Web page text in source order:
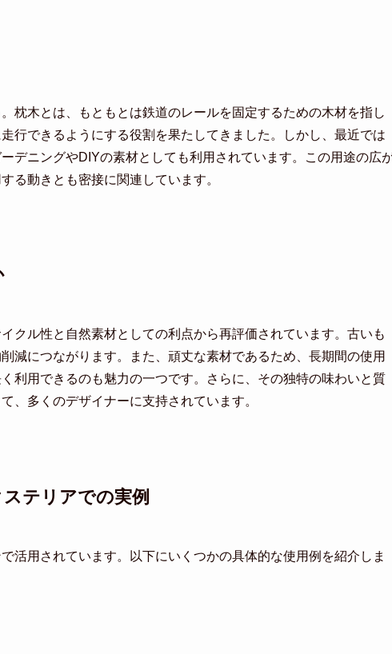
枕木とは、もともとは鉄道のレールを固定するための木材を指し
行できるようにする役割を果たしてきました。しかし、最近では
デニングやDIYの素材としても利用されています。この用途の広
る動きとも密接に関連しています。
クル性と自然素材としての利点から再評価されています。古いも
減につながります。また、頑丈な素材であるため、長期間の使用
利用できるのも魅力の一つです。さらに、その独特の味わいと質
、多くのデザイナーに支持されています。
テリアでの実例
活用されています。以下にいくつかの具体的な使用例を紹介しま